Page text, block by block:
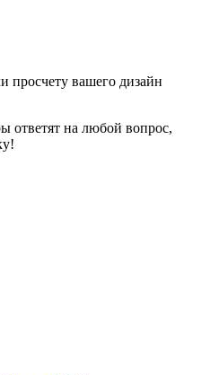
просчету вашего дизайн
на любой вопрос,